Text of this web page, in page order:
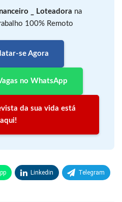
_ Loteadora na
100% Remoto
se Agora
no WhatsApp
da sua vida está
aqui!
Linkedin Telegram